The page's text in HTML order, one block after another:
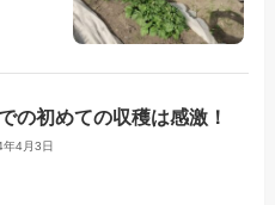
の初めての収穫は感激！
4月3日